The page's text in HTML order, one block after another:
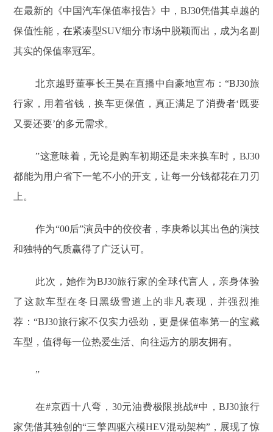
在最新的《中国汽车保值率报告》中，BJ30凭借其卓越的
保值性能，在紧凑型SUV细分市场中脱颖而出，成为名副
其实的保值率冠军。
北京越野董事长王昊在直播中自豪地宣布：“BJ30旅
行家，用着省钱，换车更保值，真正满足了消费者‘既要
又要还要’的多元需求。
”这意味着，无论是购车初期还是未来换车时，BJ30
都能为用户省下一笔不小的开支，让每一分钱都花在刀刃
上。
作为“00后”演员中的佼佼者，李庚希以其出色的演技
和独特的气质赢得了广泛认可。
此次，她作为BJ30旅行家的全球代言人，亲身体验
了这款车型在冬日黑级雪道上的非凡表现，并强烈推
荐：“BJ30旅行家不仅实力强劲，更是保值率第一的宝藏
车型，值得每一位热爱生活、向往远方的朋友拥有。
”
在#京西十八弯，30元油费极限挑战#中，BJ30旅行
家凭借其独创的“三擎四驱六模HEV混动架构”，展现了惊